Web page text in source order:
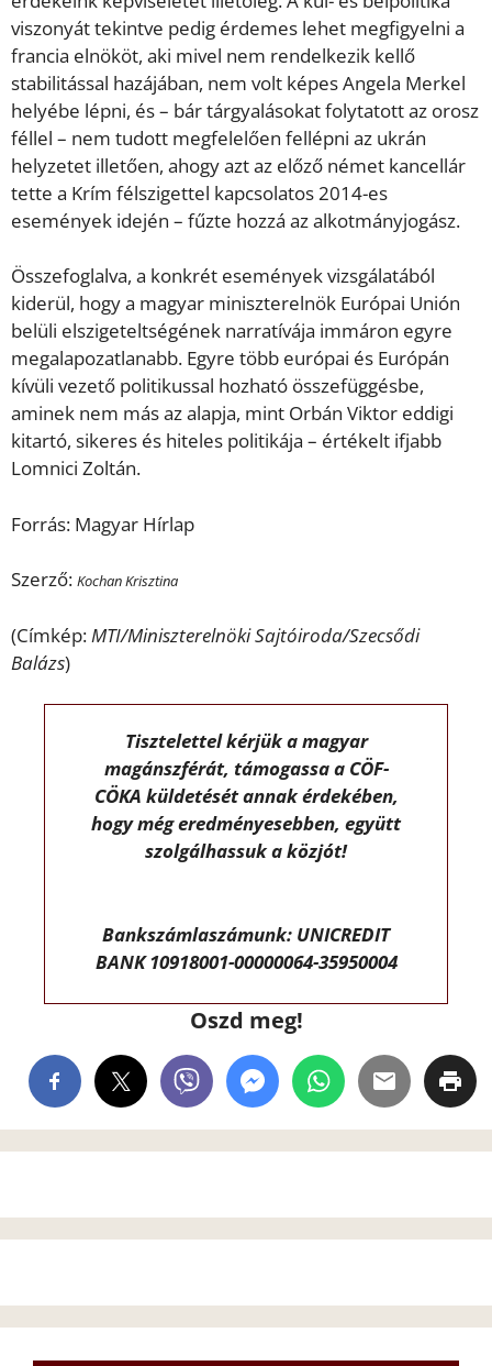
viszonyát tekintve pedig érdemes lehet megfigyelni a
francia elnököt, aki mivel nem rendelkezik kellő
stabilitással hazájában, nem volt képes Angela Merkel
helyébe lépni, és – bár tárgyalásokat folytatott az orosz
féllel – nem tudott megfelelően fellépni az ukrán
helyzetet illetően, ahogy azt az előző német kancellár
tette a Krím félszigettel kapcsolatos 2014-es
események idején – fűzte hozzá az alkotmányjogász.
Összefoglalva, a konkrét események vizsgálatából
kiderül, hogy a magyar miniszterelnök Európai Unión
belüli elszigeteltségének narratívája immáron egyre
megalapozatlanabb. Egyre több európai és Európán
kívüli vezető politikussal hozható összefüggésbe,
aminek nem más az alapja, mint Orbán Viktor eddigi
kitartó, sikeres és hiteles politikája – értékelt ifjabb
Lomnici Zoltán.
Forrás: Magyar Hírlap
Szerző: Kochan Krisztina
(Címkép:MTI/Miniszterelnöki Sajtóiroda/Szecsődi
Balázs)
Tisztelettel kérjük a magyar
magánszférát, támogassa a CÖF-
CÖKA küldetését annak érdekében,
hogy még eredményesebben, együtt
szolgálhassuk a közjót!
Bankszámlaszámunk: UNICREDIT
BANK 10918001-00000064-35950004
Oszd meg!